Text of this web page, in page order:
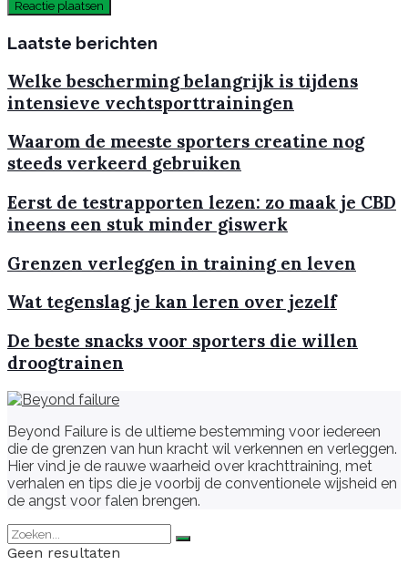
Laatste berichten
Welke bescherming belangrijk is tijdens
intensieve vechtsporttrainingen
Waarom de meeste sporters creatine nog
steeds verkeerd gebruiken
Eerst de testrapporten lezen: zo maak je CBD
ineens een stuk minder giswerk
Grenzen verleggen in training en leven
Wat tegenslag je kan leren over jezelf
De beste snacks voor sporters die willen
droogtrainen
Beyond Failure is de ultieme bestemming voor iedereen
die de grenzen van hun kracht wil verkennen en verleggen.
Hier vind je de rauwe waarheid over krachttraining, met
verhalen en tips die je voorbij de conventionele wijsheid en
de angst voor falen brengen.
Geen resultaten